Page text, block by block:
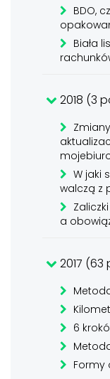
BDO,
Biała
2018 (3
W jaki
walczą z
a
2017 (63
6
Formy